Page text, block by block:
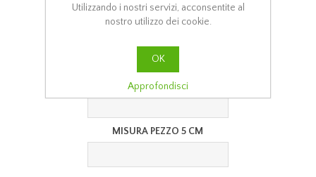
MISURA PEZZO 4 CM
MISURA PEZZO 5 CM
Utilizzando i nostri servizi, acconsentite al
nostro utilizzo dei cookie.
OK
Approfondisci